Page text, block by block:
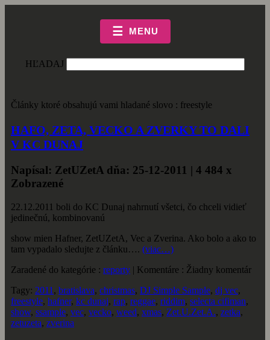
☰ MENU
HĽADAJ
Články ktoré obsahujú vami hladané slovo : freestyle
HAFO, ZETA, VECKO A ZVERKY TO DALI
V KC DUNAJ
Napísal: ZetUZetA dňa: 25-12-2011 | 4 484 x
Zobrazené
22.12.2011 boli do KC Dunaj nahrnutí všetci, čo chceli vidieť
jedinečnú, kombinovanú
show mien Hafner, ZetUZetA, Vec a Zverina. Ako bolo a ako to
tam vypadalo sledujte z článku…. (viac…)
Zaradené do kategórie : reporty | Komentáre : Žiadny komentár
Tagy: 2011 , bratislava, christmas, DJ Simple Sample, dj vec,
freestyle, hafner, kc dunaj, rap, reggae, riddim, selecta cifiman,
show, ssample, vec, vecko, weed, xmas, Zet.U.Zet.A., zetka,
zetuzeta, zverina